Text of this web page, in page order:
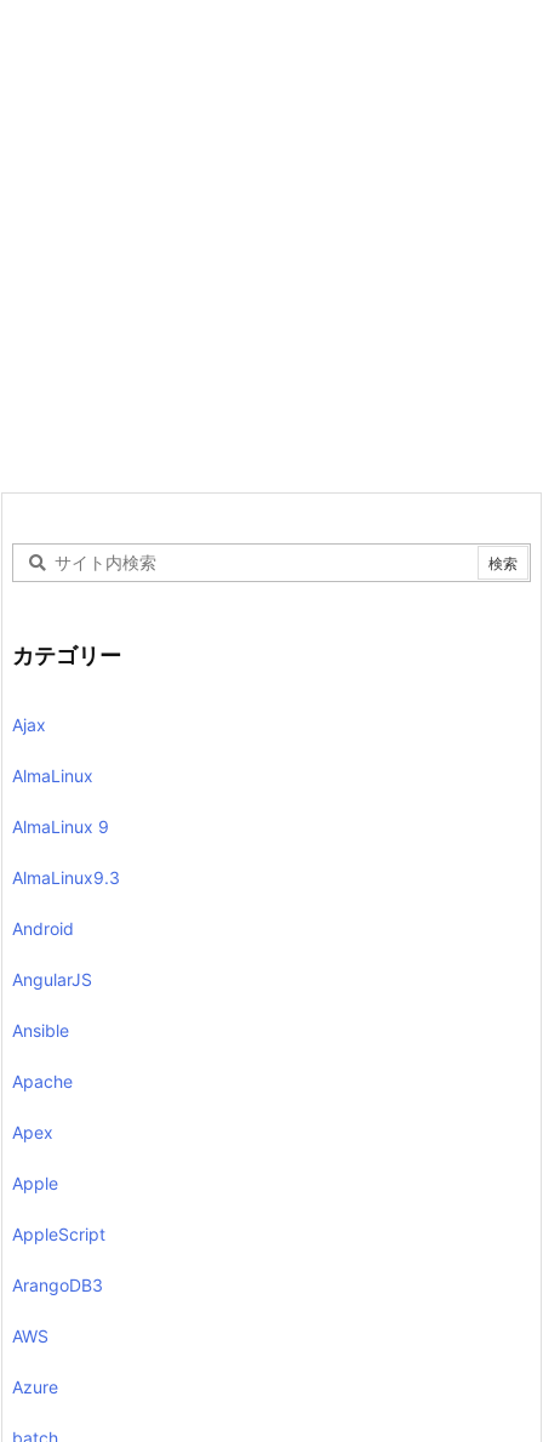
カテゴリー
Ajax
AlmaLinux
AlmaLinux 9
AlmaLinux9.3
Android
AngularJS
Ansible
Apache
Apex
Apple
AppleScript
ArangoDB3
AWS
Azure